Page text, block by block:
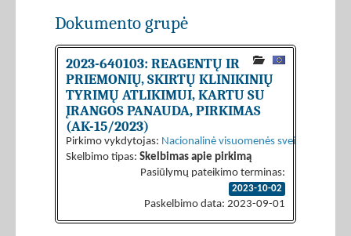
Dokumento grupė
2023-640103: REAGENTŲ IR
PRIEMONIŲ, SKIRTŲ KLINIKINIŲ
TYRIMŲ ATLIKIMUI, KARTU SU
ĮRANGOS PANAUDA, PIRKIMAS
(AK-15/2023)
Pirkimo vykdytojas: Nacionalinė visuomenės sveikatos
Skelbimo tipas: Skelbimas apie pirkimą
Pasiūlymų pateikimo terminas:
2023-10-02
Paskelbimo data: 2023-09-01